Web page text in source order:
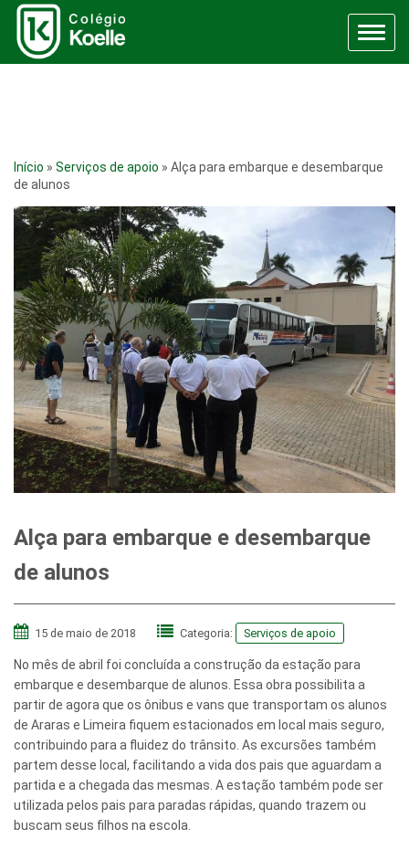
Menu
Início » Serviços de apoio » Alça para embarque e desembarque
de alunos
Alça para embarque e desembarque
de alunos
15 de maio de 2018 Categoria: Serviços de apoio
No mês de abril foi concluída a construção da estação para
embarque e desembarque de alunos. Essa obra possibilita a
partir de agora que os ônibus e vans que transportam os alunos
de Araras e Limeira fiquem estacionados em local mais seguro,
contribuindo para a fluidez do trânsito. As excursões também
partem desse local, facilitando a vida dos pais que aguardam a
partida e a chegada das mesmas. A estação também pode ser
utilizada pelos pais para paradas rápidas, quando trazem ou
buscam seus filhos na escola.